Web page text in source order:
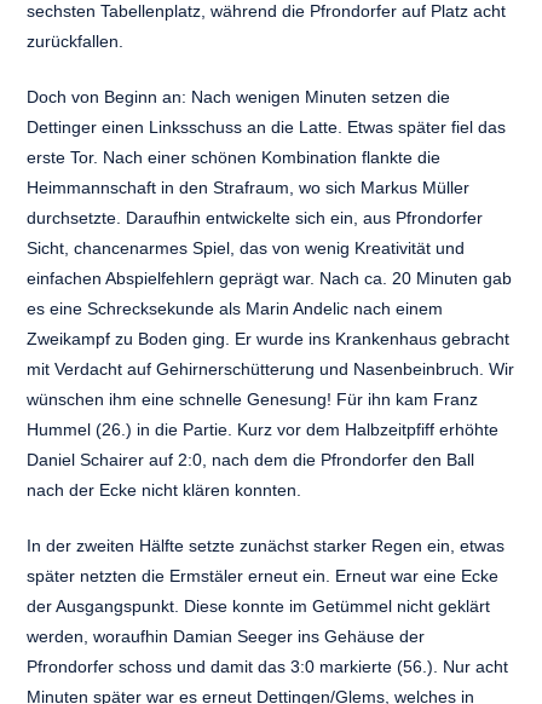
sechsten Tabellenplatz, während die Pfrondorfer auf Platz acht
zurückfallen.
Doch von Beginn an: Nach wenigen Minuten setzen die
Dettinger einen Linksschuss an die Latte. Etwas später fiel das
erste Tor. Nach einer schönen Kombination flankte die
Heimmannschaft in den Strafraum, wo sich Markus Müller
durchsetzte. Daraufhin entwickelte sich ein, aus Pfrondorfer
Sicht, chancenarmes Spiel, das von wenig Kreativität und
einfachen Abspielfehlern geprägt war. Nach ca. 20 Minuten gab
es eine Schrecksekunde als Marin Andelic nach einem
Zweikampf zu Boden ging. Er wurde ins Krankenhaus gebracht
mit Verdacht auf Gehirnerschütterung und Nasenbeinbruch. Wir
wünschen ihm eine schnelle Genesung! Für ihn kam Franz
Hummel (26.) in die Partie. Kurz vor dem Halbzeitpfiff erhöhte
Daniel Schairer auf 2:0, nach dem die Pfrondorfer den Ball
nach der Ecke nicht klären konnten.
In der zweiten Hälfte setzte zunächst starker Regen ein, etwas
später netzten die Ermstäler erneut ein. Erneut war eine Ecke
der Ausgangspunkt. Diese konnte im Getümmel nicht geklärt
werden, woraufhin Damian Seeger ins Gehäuse der
Pfrondorfer schoss und damit das 3:0 markierte (56.). Nur acht
Minuten später war es erneut Dettingen/Glems, welches in